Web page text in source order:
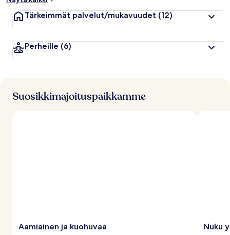
Tärkeimmät palvelut/mukavuudet (12)
Perheille (6)
Suosikkimajoituspaikkamme
Aamiainen ja kuohuvaa Nuku